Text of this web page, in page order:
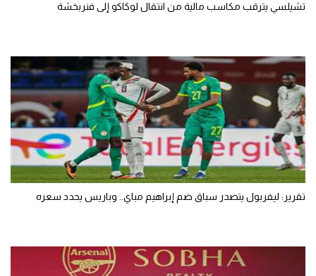
تشيلسي يترقب مكاسب مالية من انتقال لوكاكو إلى فنربخشة
تقرير: ليفربول يتصدر سباق ضم إبراهيم مباي.. وباريس يحدد سعره